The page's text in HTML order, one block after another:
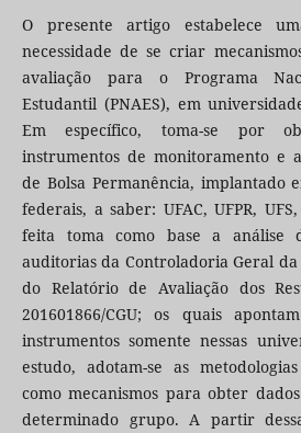
O presente artigo estabelece
necessidade de se criar
avaliação para o Programa
Estudantil (PNAES), em
Em específico, toma-se por
instrumentos de monitoramento e
de Bolsa Permanência, implantado
federais, a saber: UFAC, UFPR,
feita toma como base a análise
auditorias da Controladoria Geral da
do Relatório de Avaliação dos
201601866/CGU; os quais
instrumentos somente nessas
estudo, adotam-se as
como mecanismos para obter
determinado grupo. A partir